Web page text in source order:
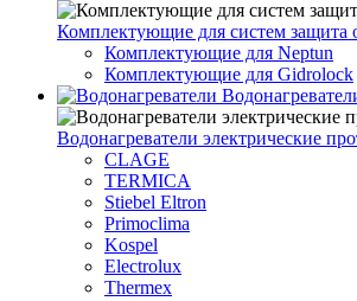
Комплектующие для систем защита
Комплектующие для Neptun
Комплектующие для Gidrolock
Водонагреватeли электрические
CLAGE
TERMICA
Stiebel Eltron
Primoclima
Kospel
Electrolux
Thermex